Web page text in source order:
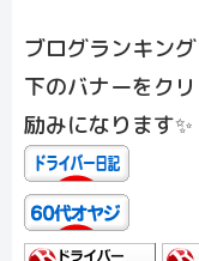
ブログランキン
下のバナーをク
励みになります✨